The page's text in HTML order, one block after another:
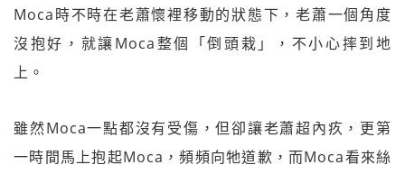
Moca時不時在老蕭懷裡移動的狀態下，老蕭一個角度
沒抱好，就讓Moca整個「倒頭栽」，不小心摔到地
上。
雖然Moca一點都沒有受傷，但卻讓老蕭超內疚，更第
一時間馬上抱起Moca，頻頻向牠道歉，而Moca看來絲